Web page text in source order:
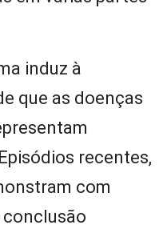
induz à
que as doenças
recentes,
com
conclusão